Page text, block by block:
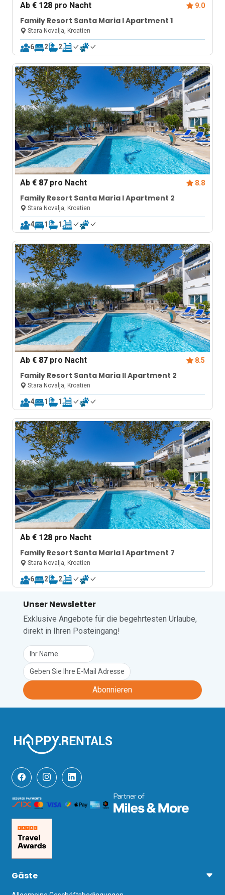
Ab€ 128 pro Nacht 9.0
Family Resort Santa Maria I Apartment 1
Stara Novalja, Kroatien
6 2 2
Ab€ 87 pro Nacht 8.8
Family Resort Santa Maria I Apartment 2
Stara Novalja, Kroatien
4 1 1
Ab€ 87 pro Nacht 8.5
Family Resort Santa Maria II Apartment 2
Stara Novalja, Kroatien
4 1 1
Ab€ 128 pro Nacht
Family Resort Santa Maria I Apartment 7
Stara Novalja, Kroatien
6 2 2
Unser Newsletter
Exklusive Angebote für die begehrtesten Urlaube,
direkt in Ihren Posteingang!
Abonnieren
Gäste